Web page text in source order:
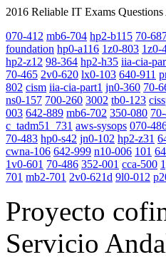
2016 Reliable IT Exams
070-412 mb6-704 hp2-b115 70-
foundation hp0-a116 1z0-803 1z0-
hp2-z12 98-364 hp2-h35 iia-cia-
70-465 2v0-620 lx0-103 640-911
802 cism iia-cia-part1 jn0-360 70-
ns0-157 700-260 3002 tb0-123
003 642-889 mb6-702 350-080
c_tadm51_731 aws-sysops 070-
70-483 hp0-s42 jn0-102 hp2-z31
cwna-106 642-999 n10-006 101
1v0-601 70-486 352-001 cca-500
701 mb2-701 2v0-621d 9l0-012
Proyecto
Servicio